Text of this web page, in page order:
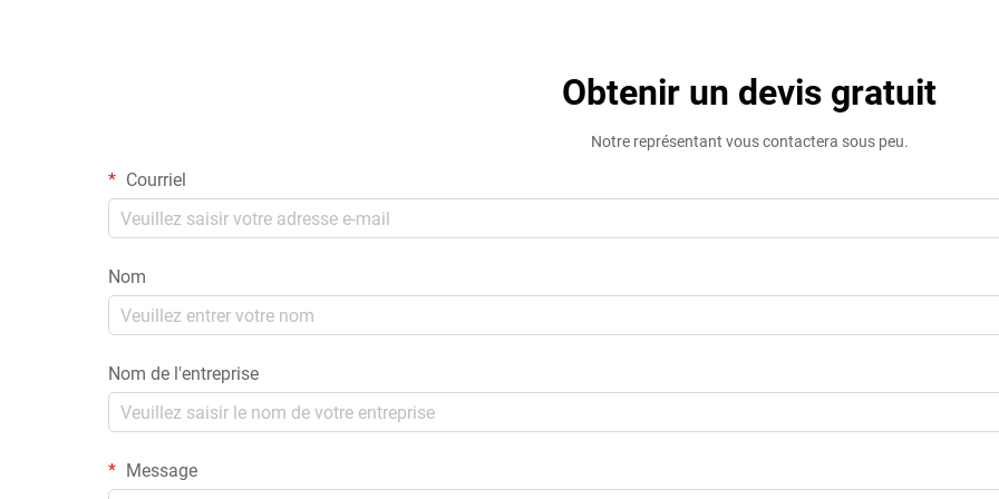
Obtenir un devis gratuit
Notre représentant vous contactera sous peu.
Courriel
Nom
Nom de l'entreprise
Message